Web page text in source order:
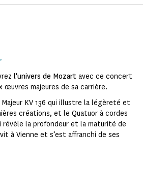
l'univers de Mozart avec ce concert
œuvres majeures de sa carrière.
KV 136 qui illustre la légèreté et
créations, et le Quatuor à cordes
révèle la profondeur et la maturité de
à Vienne et s’est affranchi de ses